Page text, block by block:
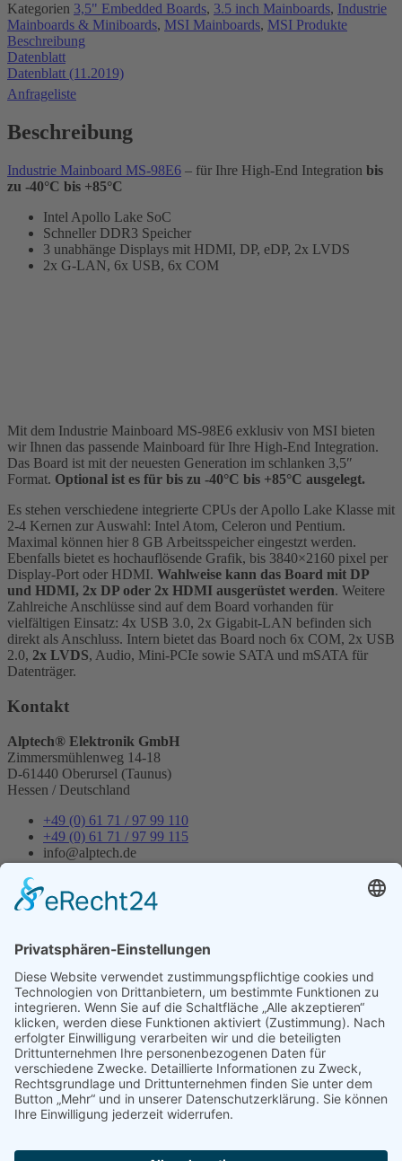
Kategorien 3,5" Embedded Boards, 3.5 inch Mainboards, Industrie
Mainboards & Miniboards, MSI Mainboards, MSI Produkte
Beschreibung
Datenblatt
Datenblatt (11.2019)
Anfrageliste
Beschreibung
Industrie Mainboard MS-98E6 – für Ihre High-End Integration bis
zu -40°C bis +85°C
Intel Apollo Lake SoC
Schneller DDR3 Speicher
3 unabhänge Displays mit HDMI, DP, eDP, 2x LVDS
2x G-LAN, 6x USB, 6x COM
Mit dem Industrie Mainboard MS-98E6 exklusiv von MSI bieten
wir Ihnen das passende Mainboard für Ihre High-End Integration.
Das Board ist mit der neuesten Generation im schlanken 3,5″
Format. Optional ist es für bis zu -40°C bis +85°C ausgelegt.
Es stehen verschiedene integrierte CPUs der Apollo Lake Klasse mit
2-4 Kernen zur Auswahl: Intel Atom, Celeron und Pentium.
Maximal können hier 8 GB Arbeitsspeicher eingestzt werden.
Ebenfalls bietet es hochauflösende Grafik, bis 3840×2160 pixel per
Display-Port oder HDMI. Wahlweise kann das Board mit DP
und HDMI, 2x DP oder 2x HDMI ausgerüstet werden. Weitere
Zahlreiche Anschlüsse sind auf dem Board vorhanden für
vielfältigen Einsatz: 4x USB 3.0, 2x Gigabit-LAN befinden sich
direkt als Anschluss. Intern bietet das Board noch 6x COM, 2x USB
2.0, 2x LVDS, Audio, Mini-PCIe sowie SATA und mSATA für
Datenträger.
Kontakt
Alptech® Elektronik GmbH
Zimmersmühlenweg 14-18
D-61440 Oberursel (Taunus)
Hessen / Deutschland
+49 (0) 61 71 / 97 99 110
+49 (0) 61 71 / 97 99 115
info@alptech.de
News
Mit der Entscheidung für ein Industrie
Motherboard entscheidet man sich für ein langlebiges Produkt.
Unsere Mainboards sind aktuell für Intel-Prozessoren aber auch Für
AMD-
Prozessoren konzipiert.
Unser Qualitätsmanagementsystem ist erfolgreich nach der
international anerkannten Norm ISO 9001 zertifiziert.
© 2026 Alptech® Elektronik GmbH | Alle Rechte vorbehalten